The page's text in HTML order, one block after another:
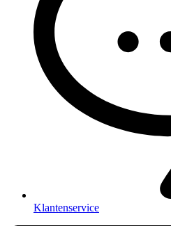
Klantenservice